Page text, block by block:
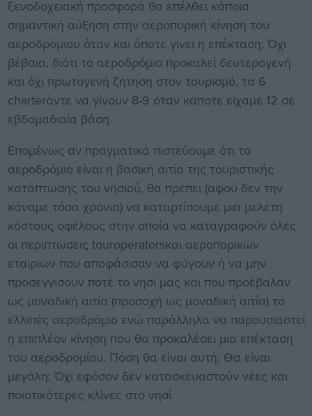
ξενοδοχειακή προσφορά θα επέλθει κάποια
σημαντική αύξηση στην αεροπορική κίνηση του
αεροδρόμιου όταν και όποτε γίνει η επέκταση; Όχι
βέβαια, διότι το αεροδρόμιο προκαλεί δευτερογενή
και όχι πρωτογενή ζήτηση στον τουρισμό, τα 6
charterάντε να γίνουν 8-9 όταν κάποτε είχαμε 12 σε
εβδομαδιαία βάση.
Επομένως αν πραγματικά πιστεύoυμε ότι το
αεροδρόμιο είναι η βασική αιτία της τουριστικής
κατάπτωσης του νησιού, θα πρέπει (αφού δεν την
κάναμε τόσα χρόνια) να καταρτίσουμε μια μελέτη
κόστους οφέλους στην οποία να καταγραφούν όλες
οι περιπτώσεις touroperatorsκαι αεροπορικών
εταιριών που αποφάσισαν να φύγουν ή να μην
προσεγγίσουν ποτέ το νησί μας και που προέβαλαν
ως μοναδική αιτία (προσοχή ως μοναδική αιτία) το
ελλιπές αεροδρόμιο ενώ παράλληλα να παρουσιαστεί
η επιπλέον κίνηση που θα προκαλέσει μια επέκταση
του αεροδρομίου. Πόση θα είναι αυτή; Θα είναι
μεγάλη; Όχι εφόσον δεν κατασκευαστούν νέες και
ποιοτικότερες κλίνες στο νησί.